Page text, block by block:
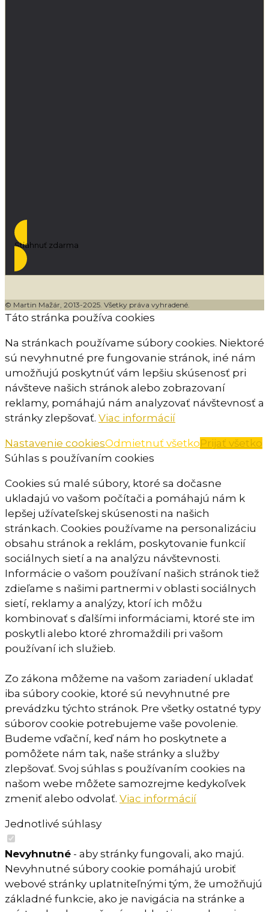
Stiahnuť zdarma
© Martin Mažár, 2013-2025. Všetky práva vyhradené.
Táto stránka používa cookies
Na stránkach používame súbory cookies. Niektoré
sú nevyhnutné pre fungovanie stránok, iné nám
umožňujú poskytnúť vám lepšiu skúsenosť pri
návšteve našich stránok alebo zobrazovaní
reklamy, pomáhajú nám analyzovať návštevnosť a
stránky zlepšovať. Viac informácií
Nastavenie cookiesOdmietnuť všetkoPrijať všetko
Súhlas s používaním cookies
Cookies sú malé súbory, ktoré sa dočasne
ukladajú vo vašom počítači a pomáhajú nám k
lepšej užívateľskej skúsenosti na našich
stránkach. Cookies používame na personalizáciu
obsahu stránok a reklám, poskytovanie funkcií
sociálnych sietí a na analýzu návštevnosti.
Informácie o vašom používaní našich stránok tiež
zdieľame s našimi partnermi v oblasti sociálnych
sietí, reklamy a analýzy, ktorí ich môžu
kombinovať s ďalšími informáciami, ktoré ste im
poskytli alebo ktoré zhromaždili pri vašom
používaní ich služieb.
Zo zákona môžeme na vašom zariadení ukladať
iba súbory cookie, ktoré sú nevyhnutné pre
prevádzku týchto stránok. Pre všetky ostatné typy
súborov cookie potrebujeme vaše povolenie.
Budeme vďační, keď nám ho poskytnete a
pomôžete nám tak, naše stránky a služby
zlepšovať. Svoj súhlas s používaním cookies na
našom webe môžete samozrejme kedykoľvek
zmeniť alebo odvolať. Viac informácií
Jednotlivé súhlasy
Nevyhnutné - aby stránky fungovali, ako majú.
Nevyhnutné súbory cookie pomáhajú urobiť
webové stránky uplatniteľnými tým, že umožňujú
základné funkcie, ako je navigácia na stránke a